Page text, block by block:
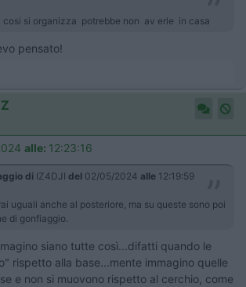
cosi si organizza potrebbe non av erle in casa
pensato!
alle: 12:23:16
di IZ4DJI del 02/05/2024 alle 12:19:59
uguali anche al posteriore, ma su queste sono poi
di gonfiaggio.
siano tutte così...difatti quando le
rispetto alla base...mente immagino quelle
e non si muovono rispetto al cerchio, come